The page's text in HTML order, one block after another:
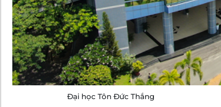
Đại học Tôn Đức Thắng